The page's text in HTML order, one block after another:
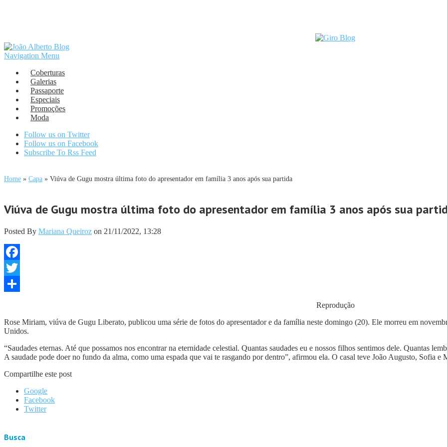
Navigation Menu
Coberturas
Galerias
Passaporte
Especiais
Promoções
Moda
Follow us on Twitter
Follow us on Facebook
Subscribe To Rss Feed
Home » Capa » Viúva de Gugu mostra última foto do apresentador em família 3 anos após sua partida
Viúva de Gugu mostra última foto do apresentador em família 3 anos após sua
Posted By Mariana Queiroz on 21/11/2022, 13:28
Facebook
Twitter
Reprodução
Rose Miriam, viúva de Gugu Liberato, publicou uma série de fotos do apresentador e da família neste domingo (20). Ele morreu em
Unidos.
“Saudades eternas. Até que possamos nos encontrar na eternidade celestial. Quantas saudades eu e nossos filhos sentimos dele. Quantas
A saudade pode doer no fundo da alma, como uma espada que vai te rasgando por dentro”, afirmou ela. O casal teve João Augusto, Sofia e
Compartilhe este post
Google
Facebook
Twitter
Busca